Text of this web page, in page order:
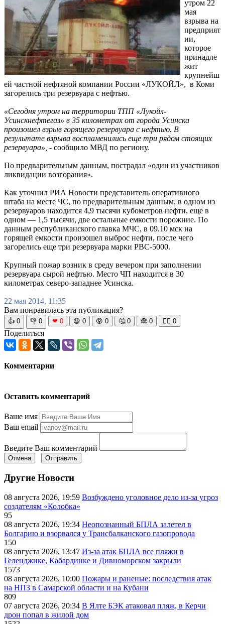
утром 22
мая
взрыва на
предприят
ии,
которое
принадле
жит
крупнейш
ей частной нефтяной компании России «ЛУКОЙЛ», в Коми
загорелись три резервуара с нефтью.
«Сегодня утром на территории ТПП «Лукойл-
Усинскнефтегаз» в 35 километрах от города Усинска
произошел взрыв горящего резервуара с нефтью. В
результате взрыва воспламенились еще три рядом стоящих
резервуара», - сообщило МВД по региону.
По предварительным данным, пострадал «один из участников
ликвидации возгорания».
Как уточнил РИА Новости представитель оперативного
штаба на месте ЧС, по предварительным данным, в одном из
резервуаров находится 4,9 тысячи кубометров нефти, еще в
одном — 1,5 тысячи, две остальные емкости порожние. По
данным республиканского главка МЧС, в 09.10 мск на
горящей емкости произошел выброс нефти, после чего
загорелись еще три резервуара марки РВС-5000.
Крупный пожар возник в среду вечером при заполнении
резервуара сырой нефтью. Место ЧП находится в 30
километрах северо-западнее Усинска.
22 мая 2014, 11:35
Вам понравилась эта публикация?
👍 0 👎 0 ❤ 0 😆 0 😡 0 🤔 0 🙈 0 🧘‍♀️ 0
Поделиться
Комментарии
Оставить комментарий
Ваше имя
Ваш email
Введите Ваш комментарий
Отмена Отправить
Другие Новости
08 августа 2026, 19:59 Возбуждено уголовное дело из-за угроз
создателям «Колобка»
95
08 августа 2026, 19:34 Неопознанный БПЛА залетел в
Болгарию и взорвался у Трансбалканского газопровода
150
08 августа 2026, 13:47 Из-за атак БПЛА все пляжи в
Геленджике, Кабардинке и Дивноморском закрыли
1573
08 августа 2026, 10:00 Пожары и раненые: последствия атак
на НПЗ в Самарской области и на Кубани
809
07 августа 2026, 20:34 В Ялте БЭК атаковал пляж, в Керчи
дрон попал в жилой дом